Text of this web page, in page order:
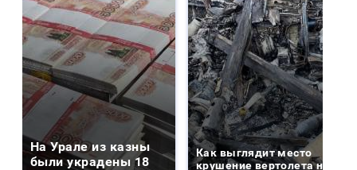
На Урале из казны
были украдены 18
Как выглядит место
крушение вертолета на